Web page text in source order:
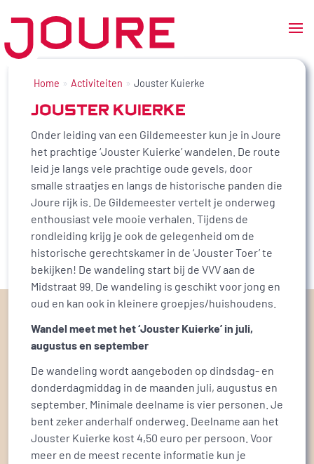
Ga
Home Activiteiten Jouster Kuierke
JOUSTER KUIERKE
Onder leiding van een Gildemeester kun je in Joure
het prachtige ‘Jouster Kuierke’ wandelen. De route
leid je langs vele prachtige oude gevels, door
smalle straatjes en langs de historische panden die
Joure rijk is. De Gildemeester vertelt je onderweg
enthousiast vele mooie verhalen. Tijdens de
rondleiding krijg je ook de gelegenheid om de
historische gerechtskamer in de ‘Jouster Toer’ te
bekijken! De wandeling start bij de VVV aan de
Midstraat 99. De wandeling is geschikt voor jong en
oud en kan ook in kleinere groepjes/huishoudens.
Wandel meet met het ‘Jouster Kuierke’ in juli,
augustus en september
De wandeling wordt aangeboden op dindsdag- en
donderdagmiddag in de maanden juli, augustus en
september. Minimale deelname is vier personen. Je
bent zeker anderhalf onderweg. Deelname aan het
Jouster Kuierke kost 4,50 euro per persoon. Voor
meer en de meest recente informatie kun je